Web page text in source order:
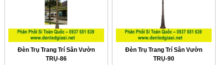
Đèn Trụ Trang Trí Sân Vườn
TRỤ-86
Đèn Trụ Trang Trí Sân Vườn
TRỤ-90